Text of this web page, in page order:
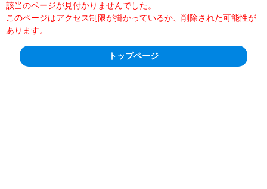
該当のページが見付かりませんでした。
このページはアクセス制限が掛かっているか、削除された可能性が
あります。
トップページ